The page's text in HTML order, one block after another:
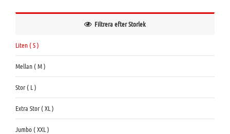
Filtrera efter Storlek
Liten ( S )
Mellan ( M )
Stor ( L )
Extra Stor ( XL )
Jumbo ( XXL )